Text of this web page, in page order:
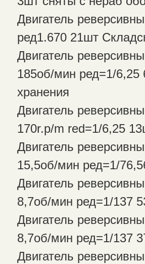
Двигатель
ред1.670 21шт
Двигатель
185об/мин ред=1/6,25
хранения
Двигатель
170r.p/m red=1/6,25
Двигатель
15,5об/мин ред=1/
Двигатель
8,7об/мин ред=1/137
Двигатель
8,7об/мин ред=1/137
Двигатель